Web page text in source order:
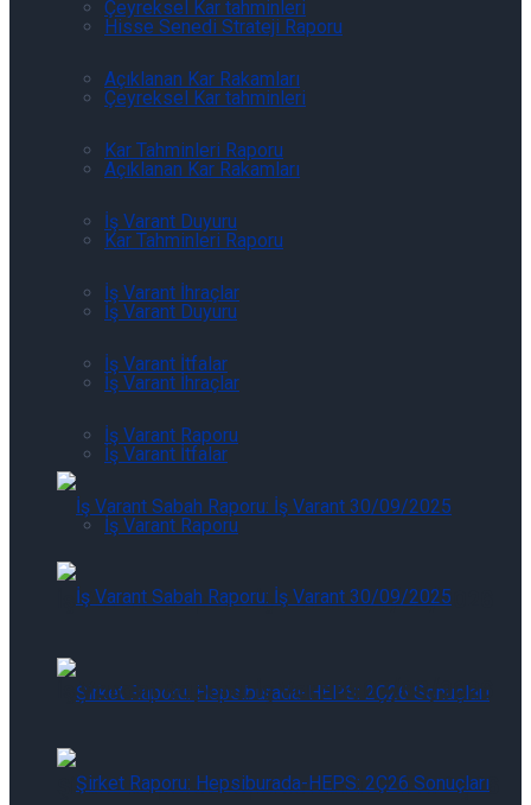
Çeyreksel Kar tahminleri
Açıklanan Kar Rakamları
Kar Tahminleri Raporu
İş Varant Duyuru
İş Varant İhraçlar
İş Varant İtfalar
İş Varant Raporu
İş Varant Raporu: İş Varant 07/08/2026
Şirket Raporu: Hepsiburada-HEPS: 2Ç26
Hisse Senedi Strateji Raporu
Çeyreksel Kar tahminleri
Açıklanan Kar Rakamları
Kar Tahminleri Raporu
İş Varant Duyuru
İş Varant İhraçlar
İş Varant İtfalar
İş Varant Raporu
İş Varant Raporu: İş Varant 07/08/2026